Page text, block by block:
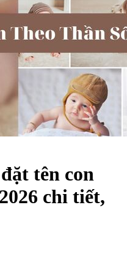
tên con
chi tiết,